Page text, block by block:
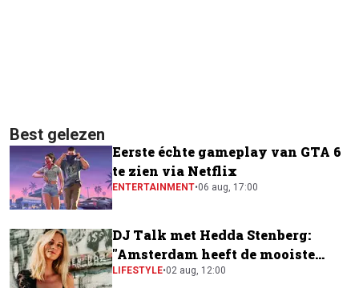
Best gelezen
Eerste échte gameplay van GTA 6
te zien via Netflix
ENTERTAINMENT•06 aug, 17:00
DJ Talk met Hedda Stenberg:
"Amsterdam heeft de mooiste
festivalscene van Europa"
LIFESTYLE•02 aug, 12:00